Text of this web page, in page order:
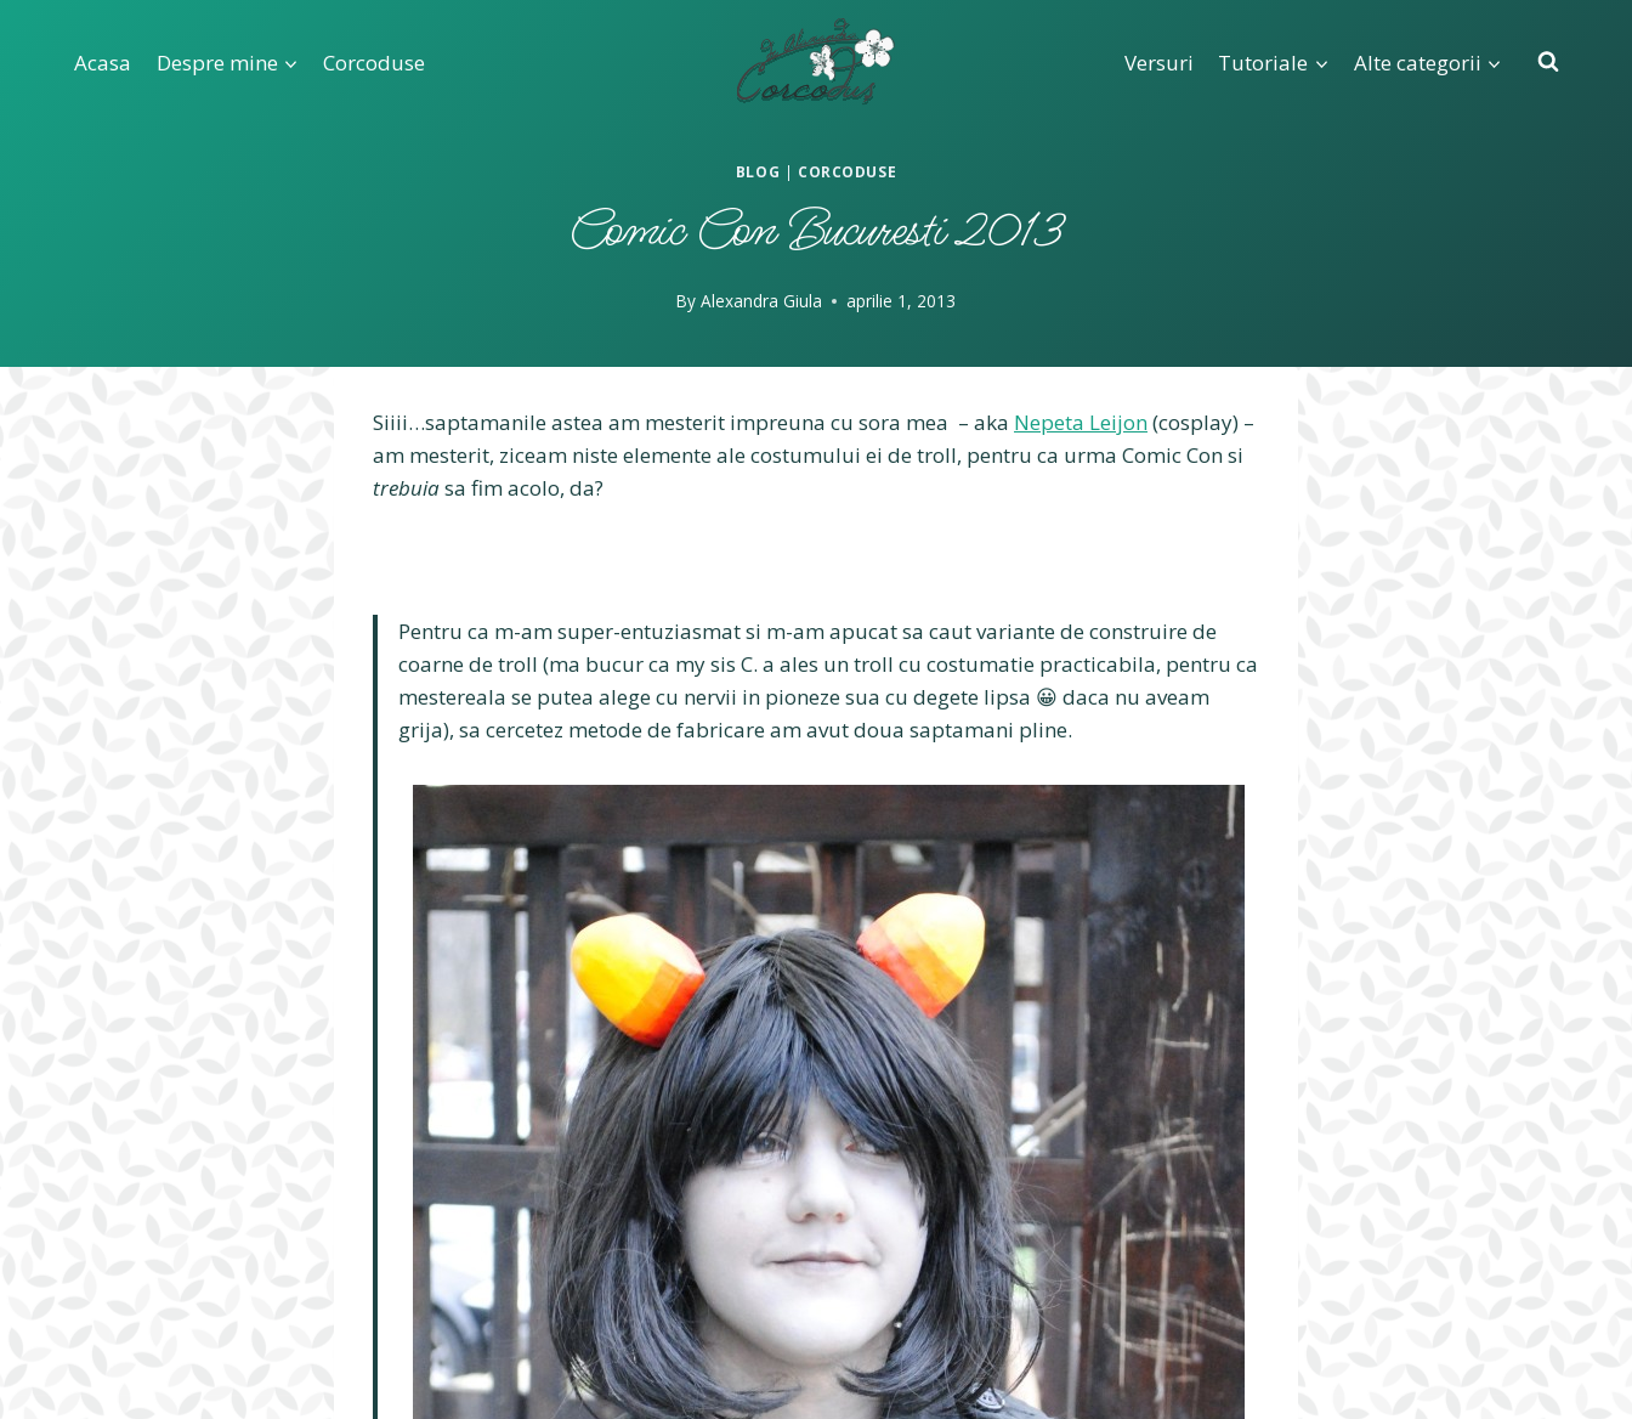
Acasa Despre mine Corcoduse Versuri Tutoriale Alte categorii
BLOG | CORCODUSE
Comic Con Bucuresti 2013
By Alexandra Giula aprilie 1, 2013
Siiii…saptamanile astea am mesterit impreuna cu sora mea – aka Nepeta Leijon(cosplay) –
am mesterit, ziceam niste elemente ale costumului ei de troll, pentru ca urma Comic Con si
trebuiasa fim acolo, da?
Pentru ca m-am super-entuziasmat si m-am apucat sa caut variante de construire de
coarne de troll (ma bucur ca my sis C. a ales un troll cu costumatie practicabila, pentru ca
mestereala se putea alege cu nervii in pioneze sua cu degete lipsa 😀 daca nu aveam
grija), sa cercetez metode de fabricare am avut doua saptamani pline.